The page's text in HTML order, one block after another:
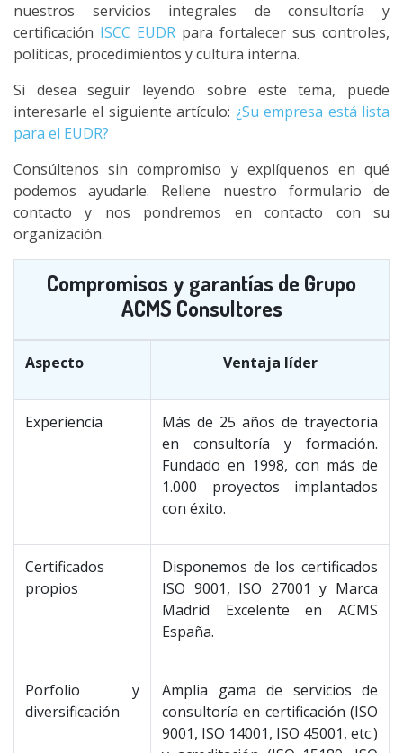
nuestros servicios integrales de consultoría y
certificación ISCC EUDR para fortalecer sus controles,
políticas, procedimientos y cultura interna.
Si desea seguir leyendo sobre este tema, puede
interesarle el siguiente artículo: ¿Su empresa está lista
para el EUDR?
Consúltenos sin compromiso y explíquenos en qué
podemos ayudarle. Rellene nuestro formulario de
contacto y nos pondremos en contacto con su
organización.
Compromisos y garantías de Grupo
ACMS Consultores
Aspecto Ventaja líder
Experiencia
Más de 25 años de trayectoria
en consultoría y formación.
Fundado en 1998, con más de
1.000 proyectos implantados
con éxito.
Certificados
propios
Disponemos de los certificados
ISO 9001, ISO 27001 y Marca
Madrid Excelente en ACMS
España.
Porfolio y
diversificación
Amplia gama de servicios de
consultoría en certificación (ISO
9001, ISO 14001, ISO 45001, etc.)